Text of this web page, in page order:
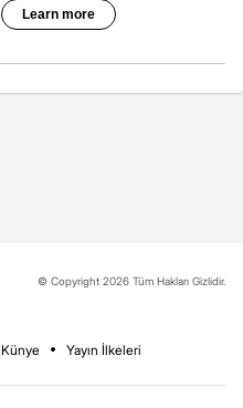
© Copyright 2026 Tüm Hakları Gizlidir.
Künye Yayın İlkeleri